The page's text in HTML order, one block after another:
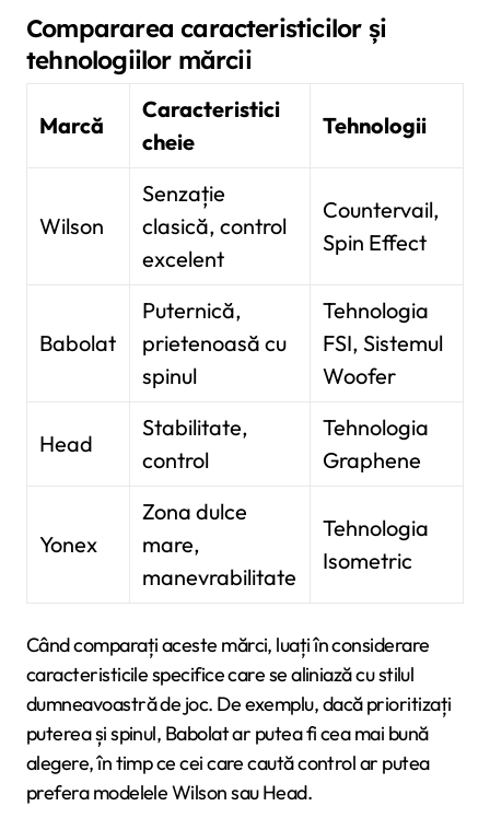
Compararea caracteristicilor și
tehnologiilor mărcii
Marcă
Caracteristici
cheie
Tehnologii
Wilson
Senzație
clasică, control
excelent
Countervail,
Spin Effect
Babolat
Puternică,
prietenoasă cu
spinul
Tehnologia
FSI, Sistemul
Woofer
Head
Stabilitate,
control
Tehnologia
Graphene
Yonex
Zona dulce
mare,
manevrabilitate
Tehnologia
Isometric
Când comparați aceste mărci, luați în considerare
caracteristicile specifice care se aliniază cu stilul
dumneavoastră de joc. De exemplu, dacă prioritizați
puterea și spinul, Babolat ar putea fi cea mai bună
alegere, în timp ce cei care caută control ar putea
prefera modelele Wilson sau Head.